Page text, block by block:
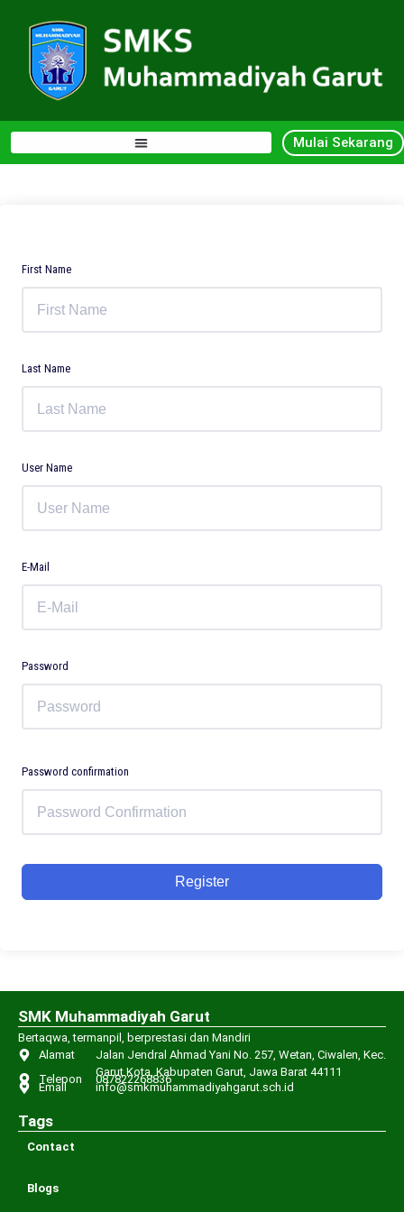
Mulai Sekarang
First Name
Last Name
User Name
E-Mail
Password
Password confirmation
Register
SMK Muhammadiyah Garut
Bertaqwa, termanpil, berprestasi dan Mandiri
Alamat
Jalan Jendral Ahmad Yani No. 257, Wetan, Ciwalen, Kec.
Garut Kota, Kabupaten Garut, Jawa Barat 44111
Telepon 087822268836
Email info@smkmuhammadiyahgarut.sch.id
Tags
Contact
Blogs